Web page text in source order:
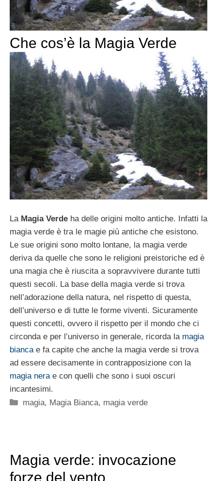
Che cos’è la Magia Verde
La Magia Verde ha delle origini molto antiche. Infatti la
magia verde è tra le magie più antiche che esistono.
Le sue origini sono molto lontane, la magia verde
deriva da quelle che sono le religioni preistoriche ed è
una magia che è riuscita a sopravvivere durante tutti
questi secoli. La base della magia verde si trova
nell’adorazione della natura, nel rispetto di questa,
dell’universo e di tutte le forme viventi. Sicuramente
questi concetti, ovvero il rispetto per il mondo che ci
circonda e per l’universo in generale, ricorda la magia
biancae fa capite che anche la magia verde si trova
ad essere decisamente in contrapposizione con la
magia nerae con quelli che sono i suoi oscuri
incantesimi.
Categorie
magia, Magia Bianca, magia verde
Magia verde: invocazione
forze del vento